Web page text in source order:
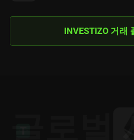
INVESTIZO 거래